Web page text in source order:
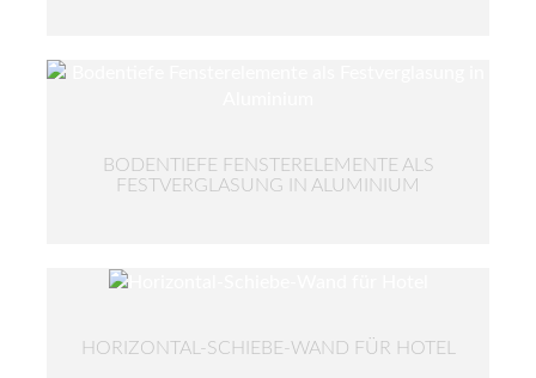
BODENTIEFE FENSTERELEMENTE ALS
FESTVERGLASUNG IN ALUMINIUM
HORIZONTAL-SCHIEBE-WAND FÜR HOTEL